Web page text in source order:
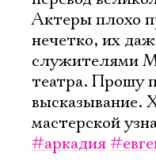
Актеры плохо
нечетко, их
служителями
театра. Прошу
высказывание.
мастерской
#аркадия